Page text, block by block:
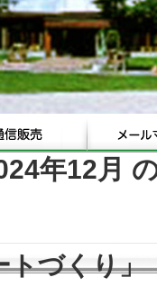
年12月
トづくり」